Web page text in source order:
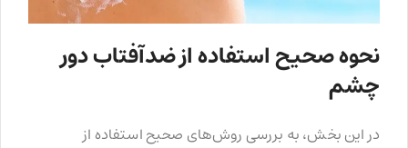
نحوه صحیح استفاده از ضدآفتاب دور
چشم
در این بخش، به بررسی روش‌های صحیح استفاده از